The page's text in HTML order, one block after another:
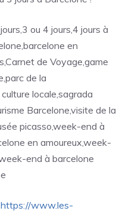
ou 4 jours,4 jours à
en
de Voyage,game
de la
locale,sagrada
Barcelone,visite de la
picasso,week-end à
en amoureux,week-
end à barcelone
https://www.les-